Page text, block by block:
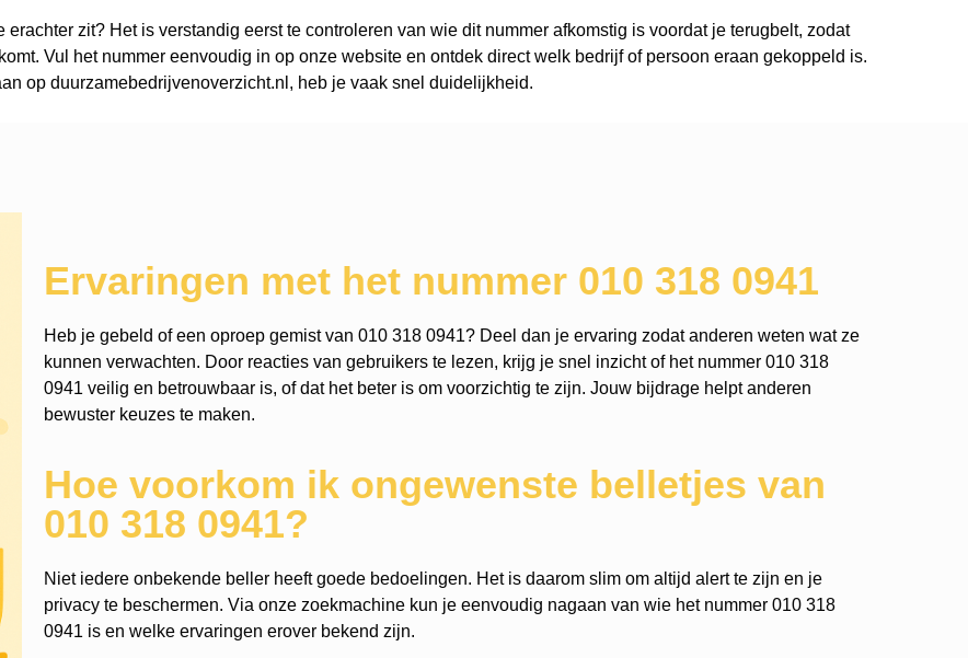
zit? Het is verstandig eerst te controleren van wie dit nummer afkomstig is voordat je terugbelt, zodat
Vul het nummer eenvoudig in op onze website en ontdek direct welk bedrijf of persoon eraan gekoppeld is.
op duurzamebedrijvenoverzicht.nl, heb je vaak snel duidelijkheid.
Ervaringen met het nummer 010 318 0941
Heb je gebeld of een oproep gemist van 010 318 0941? Deel dan je ervaring zodat anderen weten wat ze
kunnen verwachten. Door reacties van gebruikers te lezen, krijg je snel inzicht of het nummer 010 318
0941 veilig en betrouwbaar is, of dat het beter is om voorzichtig te zijn. Jouw bijdrage helpt anderen
bewuster keuzes te maken.
Hoe voorkom ik ongewenste belletjes van
010 318 0941?
Niet iedere onbekende beller heeft goede bedoelingen. Het is daarom slim om altijd alert te zijn en je
privacy te beschermen. Via onze zoekmachine kun je eenvoudig nagaan van wie het nummer 010 318
0941 is en welke ervaringen erover bekend zijn.